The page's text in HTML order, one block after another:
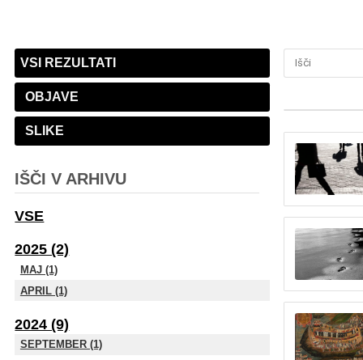
VSI REZULTATI
OBJAVE
SLIKE
IŠČI V ARHIVU
VSE
2025 (2)
MAJ (1)
APRIL (1)
2024 (9)
SEPTEMBER (1)